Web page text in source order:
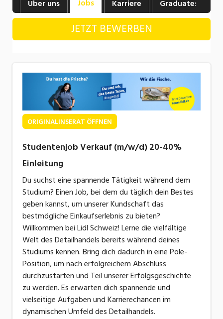
Industrie, Maschinenbau, Anlagenbau,
Produktion
Informatik, Telekommunikation
Körperpflege, Wellness
Marketing, Kommunikation, Medien, Druck
Mechanik, Elektronik, Optik, Textil (Fertigung)
Medizin, Gesundheitswesen, Pflege
Sicherheit, Rettung, Polizei, Zoll
Verkauf, Handel, Kundenberatung,
Aussendienst
Über uns Jobs Karriere Graduates
JETZT BEWERBEN
ORIGINALINSERAT ÖFFNEN
Studentenjob Verkauf (m/w/d) 20-40%
Einleitung
Du suchst eine spannende Tätigkeit während dem
Studium? Einen Job, bei dem du täglich dein Bestes
geben kannst, um unserer Kundschaft das
bestmögliche Einkaufserlebnis zu bieten?
Willkommen bei Lidl Schweiz! Lerne die vielfältige
Welt des Detailhandels bereits während deines
Studiums kennen. Bring dich dadurch in eine Pole-
Position, um nach erfolgreichem Abschluss
durchzustarten und Teil unserer Erfolgsgeschichte
zu werden. Es erwarten dich spannende und
vielseitige Aufgaben und Karrierechancen im
dynamischen Umfeld des Detailhandels.